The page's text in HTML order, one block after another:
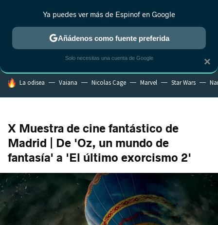
ESTRENOS REALITY ANIME RANKINGS CINE
HOY SE HABLA DE
La odisea Vaiana Nicolas Cage Marvel Star Wars
X Muestra de cine fantástico de
Madrid | De 'Oz, un mundo de
fantasía' a 'El último exorcismo 2'
×
Ya puedes ver más de Espinof en Google
Añádenos como fuente preferida
Solo necesitas una cuenta de Google